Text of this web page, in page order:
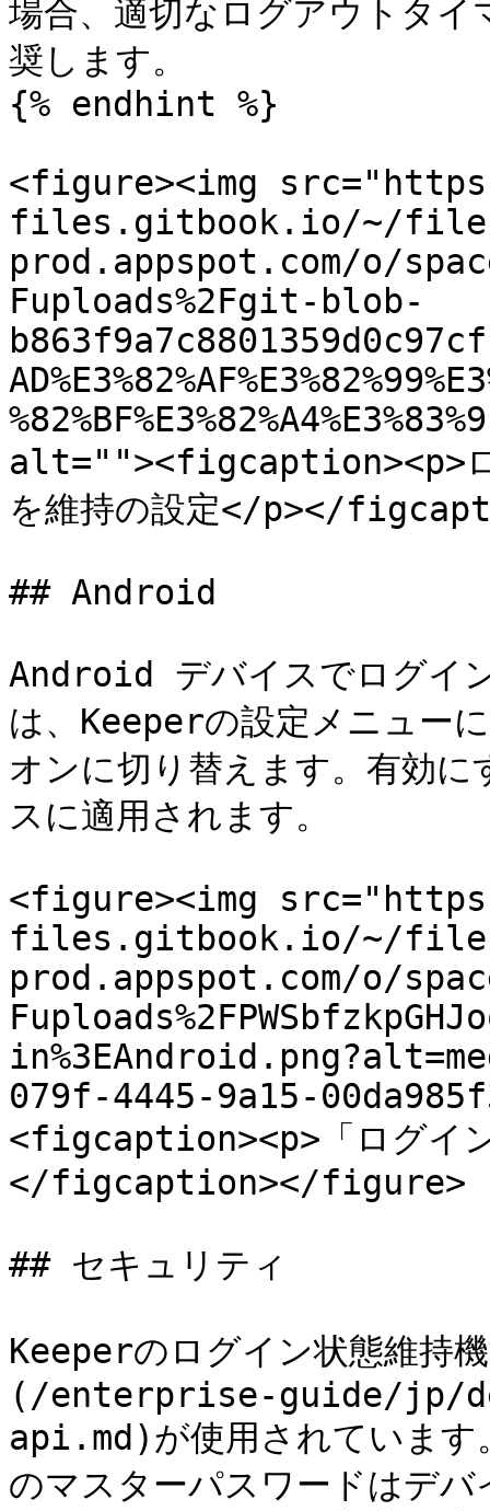
場合、適切なログアウトタイ
奨します。
{% endhint %}
<figure><img
files.gitbook.io/~/
prod.appspot.com/o/
Fuploads%2Fgit-blob-
alt=""><figcaption><p>ロ
を維持の設定</p></
## Android
Android デバイスでログイ
は、Keeperの設定メニュー
オンに切り替えます。有効
スに適用されます。
<figure><img
files.gitbook.io/~/
prod.appspot.com/o/
079f-4445-9a15-
<figcaption><p>「ログイ
</figcaption></figure>
## セキュリティ
Keeperのログイン状態維
(/enterprise-guide/jp/
api.md)が使用されています
のマスターパスワードはデ